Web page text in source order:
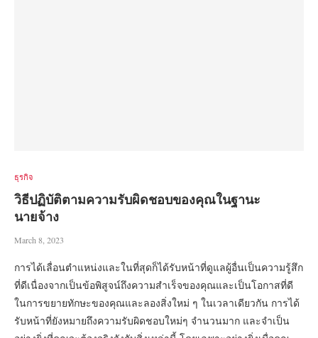
ธุรกิจ
วิธีปฏิบัติตามความรับผิดชอบของคุณในฐานะ
นายจ้าง
March 8, 2023
การได้เลื่อนตำแหน่งและในที่สุดก็ได้รับหน้าที่ดูแลผู้อื่นเป็นความรู้สึก
ที่ดีเนื่องจากเป็นข้อพิสูจน์ถึงความสำเร็จของคุณและเป็นโอกาสที่ดี
ในการขยายทักษะของคุณและลองสิ่งใหม่ ๆ ในเวลาเดียวกัน การได้
รับหน้าที่ยังหมายถึงความรับผิดชอบใหม่ๆ จำนวนมาก และจำเป็น